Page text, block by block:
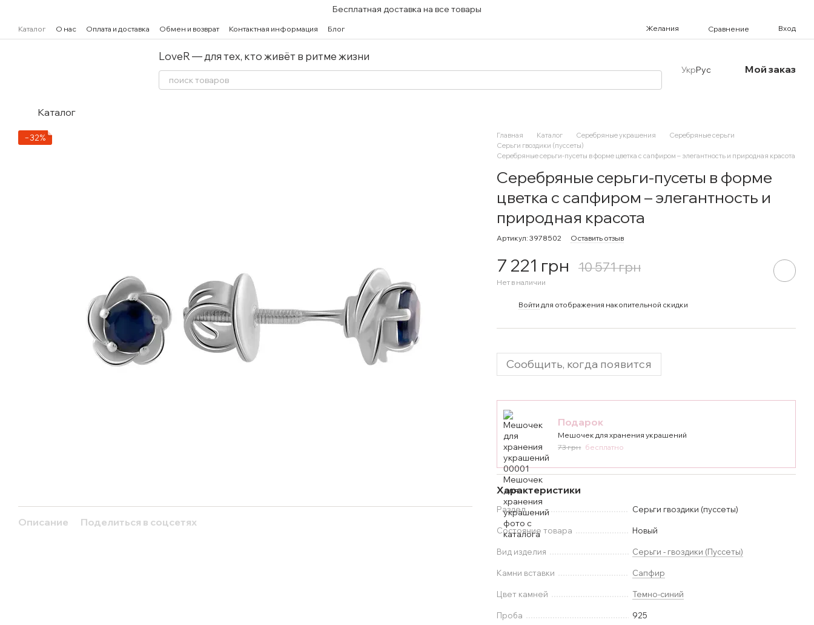
Бесплатная доставка на все товары
Каталог О нас Оплата и доставка Обмен и возврат Контактная информация Блог Желания Сравнение Вход
LoveR — для тех, кто живёт в ритме жизни
УкрРус Мой заказ
Каталог
−32%
Описание Поделиться в соцсетях
Главная Каталог Серебряные украшения
Серебряные серьги
Серьги гвоздики (пуссеты)
Серебряные серьги-пусеты в форме цветка с сапфиром – элегантность и природная красота
Серебряные серьги-пусеты в форме
цветка с сапфиром – элегантность и
природная красота
Артикул: 3978502 Оставить отзыв
7 221 грн 10 571 грн
Нет в наличии
Войти для отображения накопительной скидки
Сообщить, когда появится
Подарок
Мешочек для хранения украшений
73 грн бесплатно
Характеристики
Раздел Серьги гвоздики (пуссеты)
Состояние товара Новый
Вид изделия Серьги - гвоздики (Пуссеты)
Камни вставки Сапфир
Цвет камней Темно-синий
Проба 925